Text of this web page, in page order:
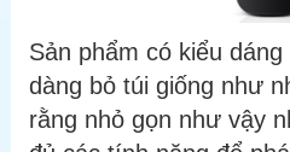
Sản phẩm có kiểu
dàng bỏ túi giống như
rằng nhỏ gọn như vậy